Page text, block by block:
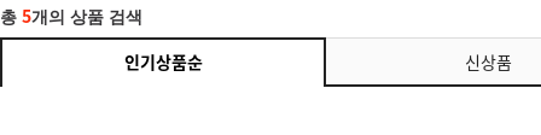
총 5개의 상품 검색
인기상품순 신상품